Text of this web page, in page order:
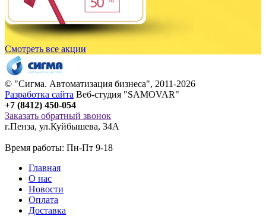
Смотреть все акции
© "Сигма. Автоматизация бизнеса", 2011-2026
Разработка сайта Веб-студия "SAMOVAR"
+7 (8412) 450-054
Заказать обратный звонок
г.Пенза, ул.Куйбышева, 34А
Время работы: Пн-Пт 9-18
Главная
О нас
Новости
Оплата
Доставка